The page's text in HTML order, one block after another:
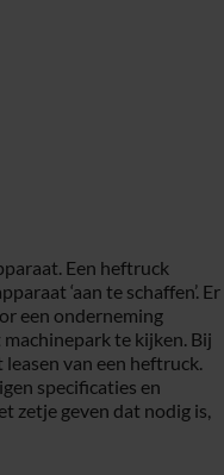
Een heftruck
‘aan te schaffen’. Er
een onderneming
te kijken. Bij
leasen van een heftruck.
specificaties en
zetje geven dat nodig is,